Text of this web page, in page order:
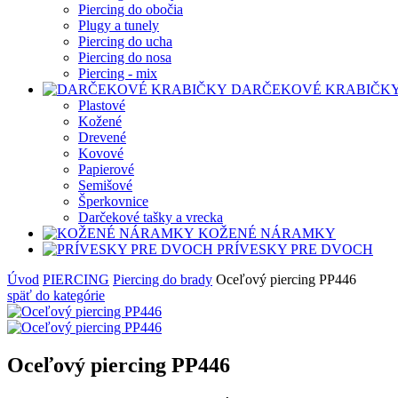
Piercing do obočia
Plugy a tunely
Piercing do ucha
Piercing do nosa
Piercing - mix
DARČEKOVÉ
Plastové
Kožené
Drevené
Kovové
Papierové
Semišové
Šperkovnice
Darčekové tašky a vrecka
KOŽENÉ NÁRAMKY
PRÍVESKY PRE DVOCH
Úvod PIERCING Piercing do brady Oceľový piercing PP446
späť do kategórie
Oceľový piercing PP446